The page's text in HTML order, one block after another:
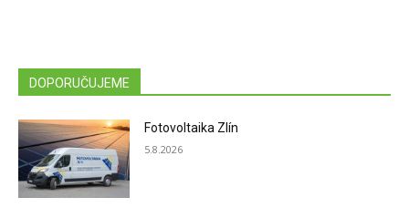
DOPORUČUJEME
Fotovoltaika Zlín
5.8.2026